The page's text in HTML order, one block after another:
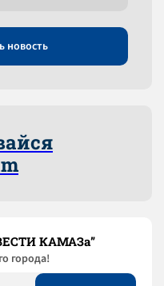
новость
КАМАЗа”
города!